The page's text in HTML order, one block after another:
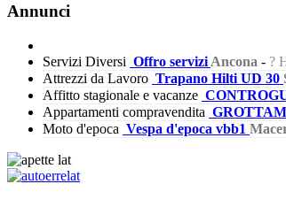
Annunci
Servizi Diversi Offro servizi Ancona - ?
Attrezzi da Lavoro Trapano Hilti UD 30
Affitto stagionale e vacanze
Appartamenti compravendita
Moto d'epoca Vespa d'epoca vbb1